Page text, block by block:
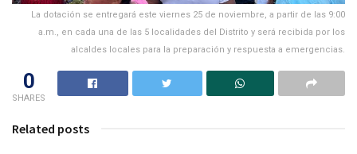
La dotación se entregará este viernes 25 de noviembre, a partir de las 9:00
a.m., en cada una de las 5 localidades del Distrito y será recibida por los
alcaldes locales para la preparación y respuesta a emergencias.
0
SHARES
Related posts